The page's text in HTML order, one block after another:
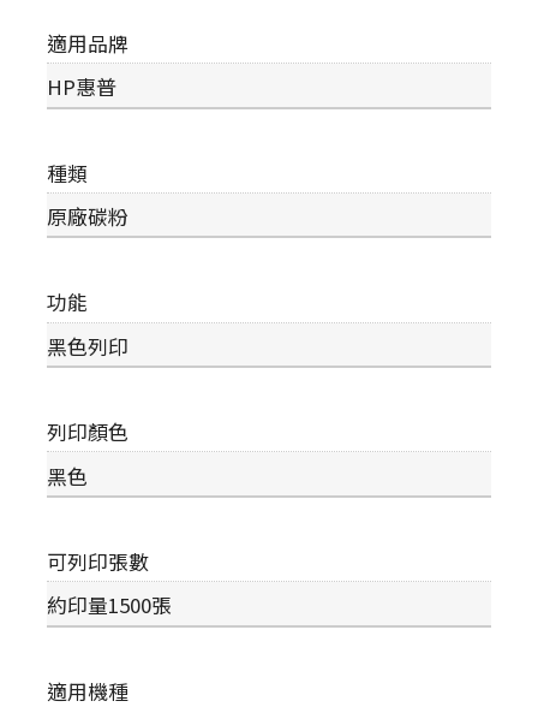
適用品牌
HP惠普
種類
原廠碳粉
功能
黑色列印
列印顏色
黑色
可列印張數
約印量1500張
適用機種